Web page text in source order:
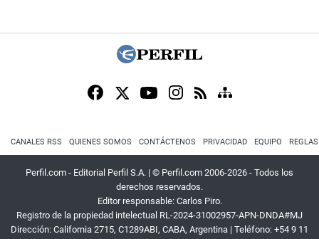
CANALES RSS QUIENES SOMOS CONTÁCTENOS PRIVACIDAD EQUIPO
Perfil.com - Editorial Perfil S.A. | © Perfil.com 2006-2026 - Todos los
derechos reservados.
Editor responsable: Carlos Piro.
Registro de la propiedad intelectual RL-2024-31002957-APN-DNDA#MJ
Dirección: California 2715, C1289ABI, CABA, Argentina | Teléfono: +54 9 11